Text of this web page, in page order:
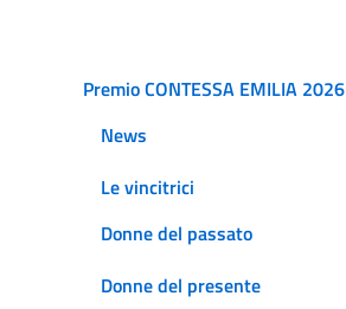
Premio CONTESSA EMILIA 2026
News
Le vincitrici
Donne del passato
Donne del presente